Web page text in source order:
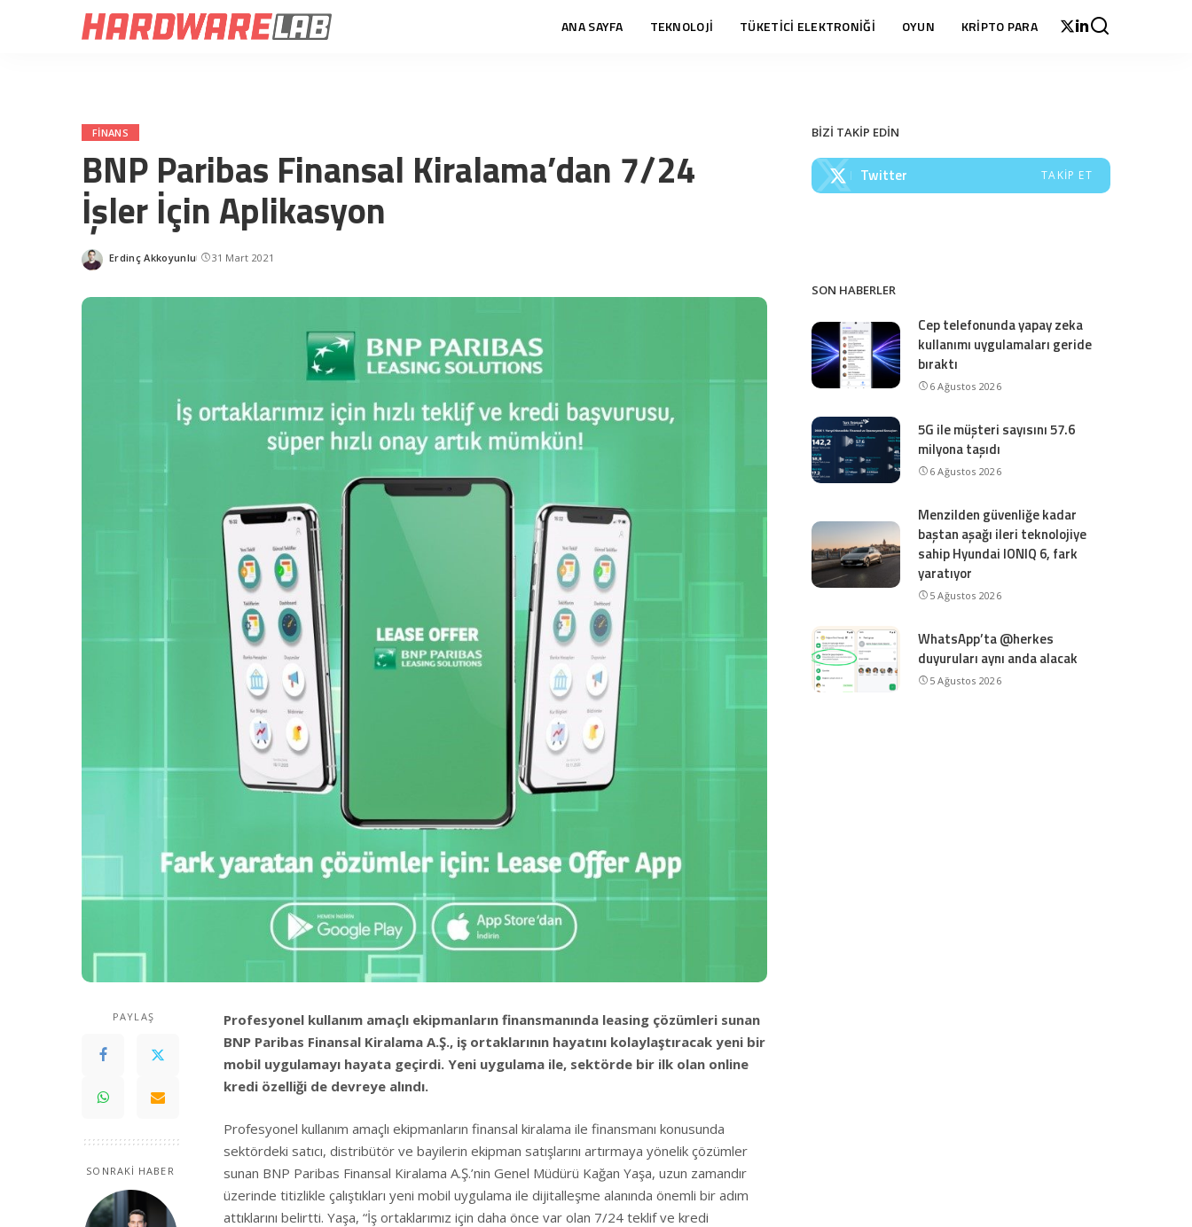
ANA SAYFA TEKNOLOJİ TÜKETİCİ ELEKTRONİĞİ OYUN KRİPTO PARA
FINANS
BNP Paribas Finansal Kiralama’dan 7/24
İşler İçin Aplikasyon
Posted
Erdinç Akkoyunlu 31 Mart 2021
PAYLAŞ
SONRAKİ HABER
Profesyonel kullanım amaçlı ekipmanların finansmanında leasing çözümleri sunan
BNP Paribas Finansal Kiralama A.Ş., iş ortaklarının hayatını kolaylaştıracak yeni bir
mobil uygulamayı hayata geçirdi. Yeni uygulama ile, sektörde bir ilk olan online
kredi özelliği de devreye alındı.
Profesyonel kullanım amaçlı ekipmanların finansal kiralama ile finansmanı konusunda
sektördeki satıcı, distribütör ve bayilerin ekipman satışlarını artırmaya yönelik çözümler
sunan BNP Paribas Finansal Kiralama A.Ş.’nin Genel Müdürü Kağan Yaşa, uzun zamandır
üzerinde titizlikle çalıştıkları yeni mobil uygulama ile dijitalleşme alanında önemli bir adım
attıklarını belirtti. Yaşa, “İş ortaklarımız için daha önce var olan 7/24 teklif ve kredi
BİZİ TAKİP EDİN
Twitter TAKIP ET
SON HABERLER
Cep telefonunda yapay zeka
kullanımı uygulamaları geride
bıraktı
6 Ağustos 2026
5G ile müşteri sayısını 57.6
milyona taşıdı
6 Ağustos 2026
Menzilden güvenliğe kadar
baştan aşağı ileri teknolojiye
sahip Hyundai IONIQ 6, fark
yaratıyor
5 Ağustos 2026
WhatsApp’ta @herkes
duyuruları aynı anda alacak
5 Ağustos 2026